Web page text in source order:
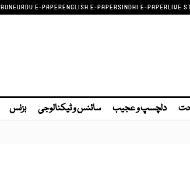
URDU E-PAPERENGLISH E-PAPERSINDHI E-PAPERLIVE
دلچسپ و عجیب سائنس و ٹیکنالوجی بزنس